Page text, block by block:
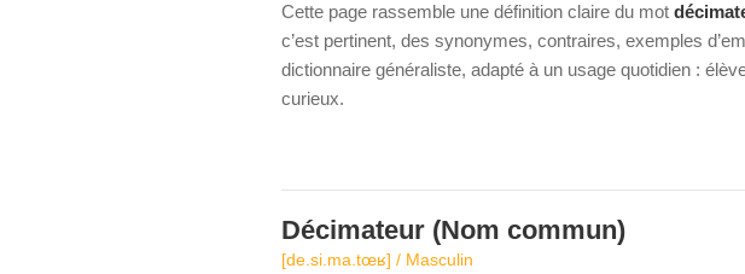
Cette page rassemble une définition claire du mot
c’est pertinent, des synonymes, contraires, exemples
dictionnaire généraliste, adapté à un usage quotidien :
curieux.
Décimateur (Nom commun)
[de.si.ma.tœʁ] / Masculin